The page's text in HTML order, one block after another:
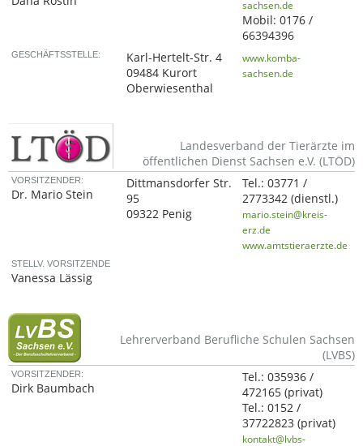
sachsen.de
Mobil:0176 /
66394396
GESCHÄFTSSTELLE:
Karl-Hertelt-Str. 4
09484 Kurort
Oberwiesenthal
www.komba-
sachsen.de
Landesverband der Tierärzte im
öffentlichen Dienst Sachsen e.V. (LTÖD)
VORSITZENDER:
Dr. Mario Stein
Dittmansdorfer Str.
95
09322 Penig
Tel.:03771 /
2773342(dienstl.)
mario.stein@kreis-
erz.de
www.amtstieraerzte.de
STELLV. VORSITZENDE
Vanessa Lässig
Lehrerverband Berufliche Schulen Sachsen
(LVBS)
VORSITZENDER:
Dirk Baumbach
Tel.:035936 /
472165(privat)
Tel.:0152 /
37722823(privat)
kontakt@lvbs-